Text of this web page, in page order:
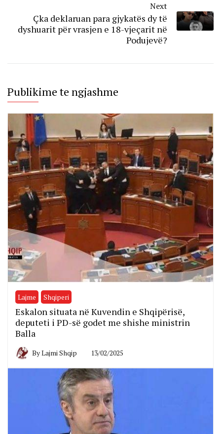
Next
Çka deklaruan para gjykatës dy të
dyshuarit për vrasjen e 18-vjeçarit në
Podujevë?
Publikime te ngjashme
Lajme Shqiperi
Eskalon situata në Kuvendin e Shqipërisë,
deputeti i PD-së godet me shishe ministrin
Balla
ByLajmi Shqip 13/02/2025